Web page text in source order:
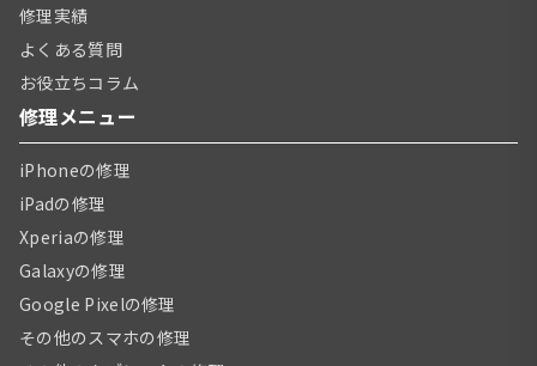
修理実績
よくある質問
お役立ちコラム
修理メニュー
iPhoneの修理
iPadの修理
Xperiaの修理
Galaxyの修理
Google Pixelの修理
その他のスマホの修理